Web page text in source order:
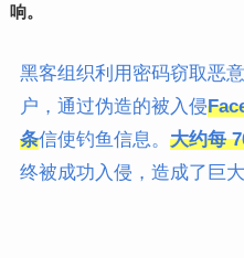
响。
黑客组织利用密码窃取恶
户，通过伪造的被入侵
条信使钓鱼信息。 大约每
终被成功入侵，造成了巨大